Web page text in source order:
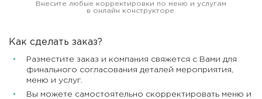
Внесите любые корректировки по меню и услугам
в онлайн конструкторе.
Как сделать заказ?
Разместите заказ и компания свяжется с Вами для
финального согласования деталей мероприятия,
меню и услуг.
Вы можете самостоятельно скорректировать меню и